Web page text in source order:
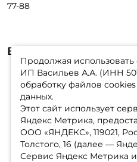
77-88
Видеообзоры (1)
Продолжая использовать
ИП Васильев А.А. (ИНН
обработку файлов
данных.
Этот сайт использует
Яндекс Метрика,
ООО «ЯНДЕКС», 119021,
Толстого, 16 (далее —
Сервис Яндекс Метрика